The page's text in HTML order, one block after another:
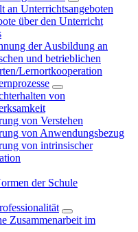
an Unterrichtsangeboten
über den Unterricht
der Ausbildung an
und betrieblichen
Lernortkooperation
von
von Verstehen
von Anwendungsbezug
von intrinsischer
der Schule
Zusammenarbeit im